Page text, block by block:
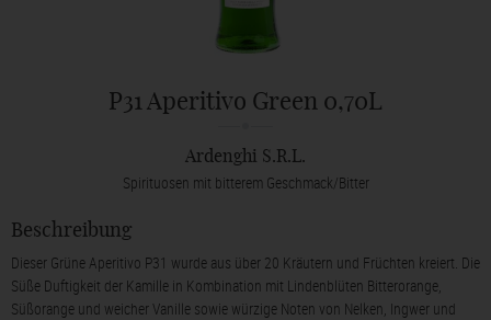
P31 Aperitivo Green 0,70L
Ardenghi S.R.L.
Spirituosen mit bitterem Geschmack/Bitter
Beschreibung
Dieser Grüne Aperitivo P31 wurde aus über 20 Kräutern und Früchten kreiert. Die
Süße Duftigkeit der Kamille in Kombination mit Lindenblüten Bitterorange,
Süßorange und weicher Vanille sowie würzige Noten von Nelken, Ingwer und